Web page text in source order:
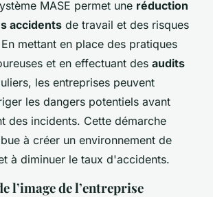
MASE permet une réduction
accidents de travail et des risques
mettant en place des pratiques
et en effectuant des audits
les entreprises peuvent
les dangers potentiels avant
des incidents. Cette démarche
à créer un environnement de
à diminuer le taux d'accidents.
l’image de l’entreprise